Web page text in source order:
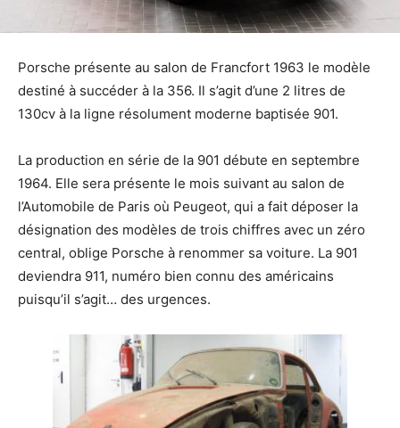
Porsche présente au salon de Francfort 1963 le modèle
destiné à succéder à la 356. Il s’agit d’une 2 litres de
130cv à la ligne résolument moderne baptisée 901.
La production en série de la 901 débute en septembre
1964. Elle sera présente le mois suivant au salon de
l’Automobile de Paris où Peugeot, qui a fait déposer la
désignation des modèles de trois chiffres avec un zéro
central, oblige Porsche à renommer sa voiture. La 901
deviendra 911, numéro bien connu des américains
puisqu’il s’agit… des urgences.